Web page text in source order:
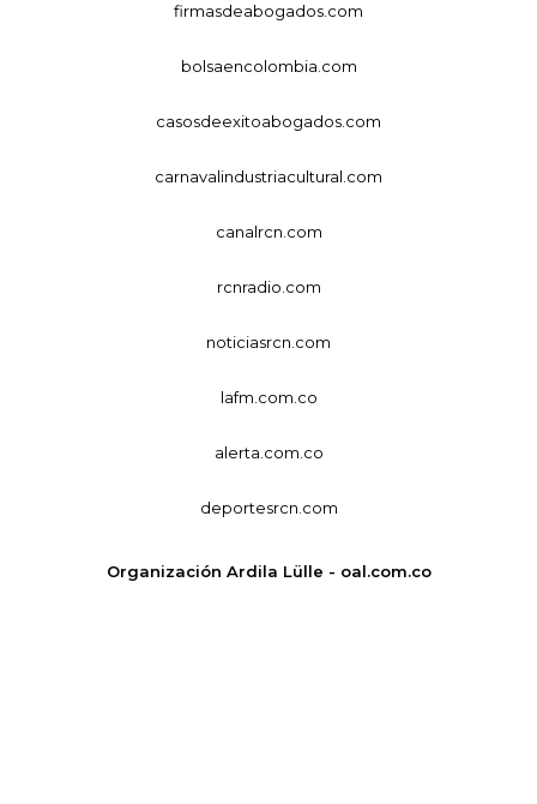
firmasdeabogados.com
bolsaencolombia.com
casosdeexitoabogados.com
carnavalindustriacultural.com
canalrcn.com
rcnradio.com
noticiasrcn.com
lafm.com.co
alerta.com.co
deportesrcn.com
Organización Ardila Lülle - oal.com.co